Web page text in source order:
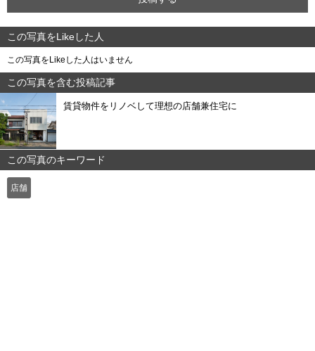
この写真をLikeした人
この写真をLikeした人はいません
この写真を含む投稿記事
賃貸物件をリノベして理想の店舗兼住宅に
この写真のキーワード
店舗